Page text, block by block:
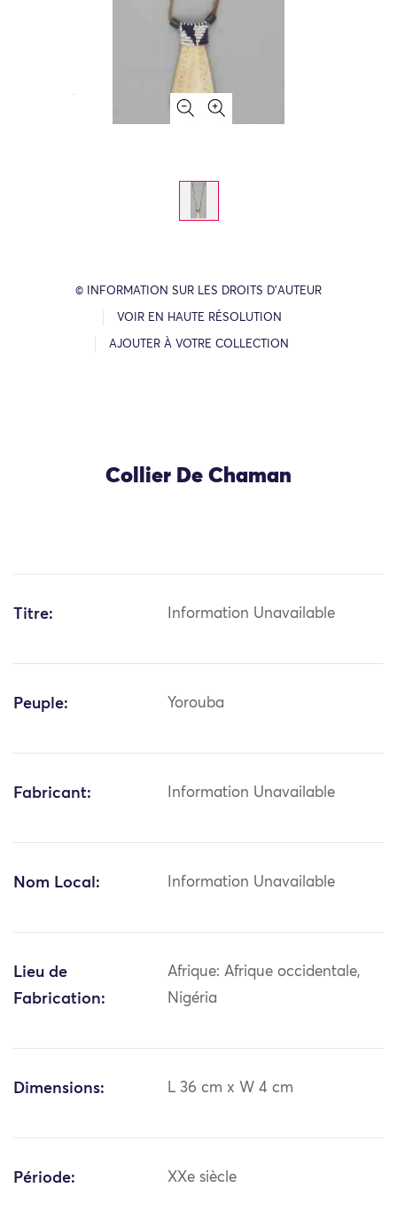
© INFORMATION SUR LES DROITS D’AUTEUR
VOIR EN HAUTE RÉSOLUTION
AJOUTER À VOTRE COLLECTION
Collier De Chaman
Titre: Information Unavailable
Peuple: Yorouba
Fabricant: Information Unavailable
Nom Local: Information Unavailable
Lieu de
Fabrication:
Afrique: Afrique occidentale,
Nigéria
Dimensions: L 36 cm x W 4 cm
Période: XXe siècle